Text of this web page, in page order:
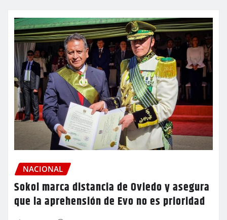
NACIONAL
Sokol marca distancia de Oviedo y asegura
que la aprehensión de Evo no es prioridad